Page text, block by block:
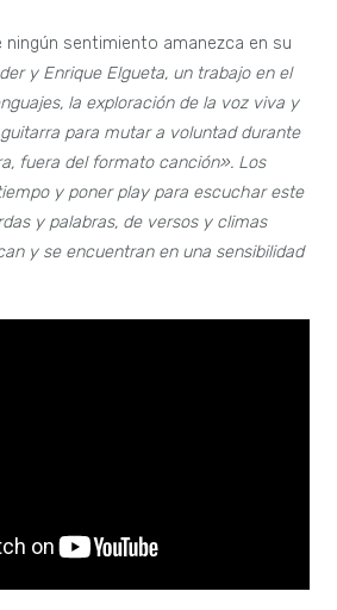
ningún sentimiento amanezca en su
y Enrique Elgueta, un trabajo en el
la exploración de la voz viva y
para mutar a voluntad durante
fuera del formato canción». Los
y poner play para escuchar este
y palabras, de versos y climas
y se encuentran en una sensibilidad